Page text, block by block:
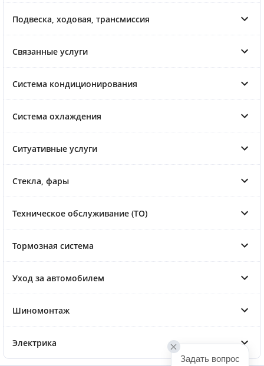
Подвеска, ходовая, трансмиссия
Связанные услуги
Система кондиционирования
Система охлаждения
Ситуативные услуги
Стекла, фары
Техническое обслуживание (ТО)
Тормозная система
Уход за автомобилем
Шиномонтаж
Электрика
Задать вопрос